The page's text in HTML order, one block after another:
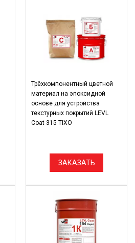
Трёхкомпонентный цветной
материал на эпоксидной
основе для устройства
текстурных покрытий LEVL
Coat 315 TIXO
ЗАКАЗАТЬ